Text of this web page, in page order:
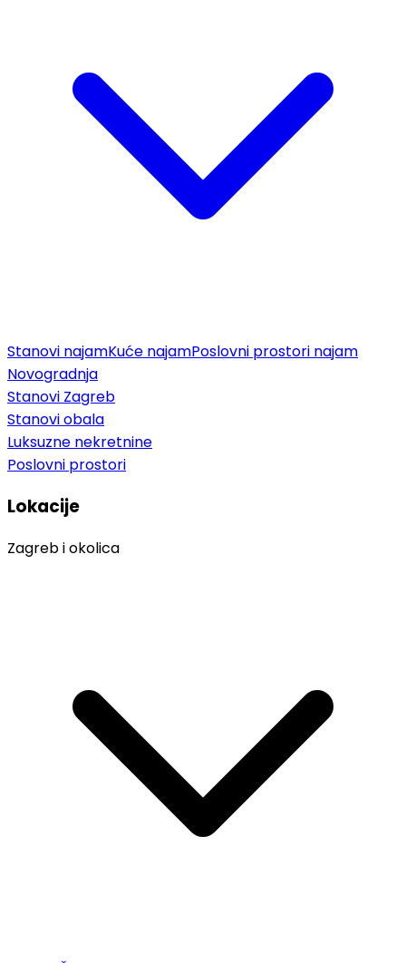
Stanovi najamKuće najamPoslovni prostori najam
Novogradnja
Stanovi Zagreb
Stanovi obala
Luksuzne nekretnine
Poslovni prostori
Lokacije
Zagreb i okolica